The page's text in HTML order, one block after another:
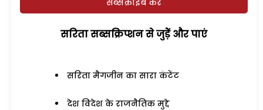
सरिता सब्सक्रिप्शन से जुड़ेें और पाएं
सरिता मैगजीन का सारा कंटेंट
देश विदेश के राजनैतिक मुद्दे